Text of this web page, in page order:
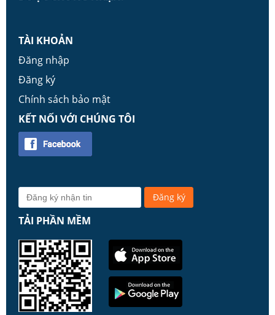
TÀI KHOẢN
Đăng nhập
Đăng ký
Chính sách bảo mật
KẾT NỐI VỚI CHÚNG TÔI
TẢI PHẦN MỀM